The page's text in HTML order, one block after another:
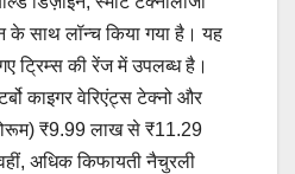
के साथ लॉन्च किया गया है। यह
ट्रिम्स की रेंज में उपलब्ध है।
काइगर वेरिएंट्स टेक्नो और
₹9.99 लाख से ₹11.29
अधिक किफायती नैचुरली